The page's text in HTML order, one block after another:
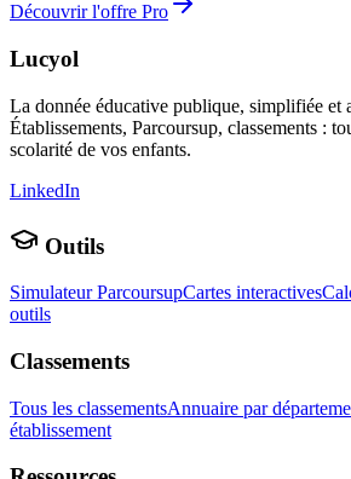
Découvrir l'offre Pro
Lucyol
La donnée éducative publique, simplifiée et
Établissements, Parcoursup, classements :
scolarité de vos enfants.
LinkedIn
Outils
Simulateur ParcoursupCartes interactives
outils
Classements
Tous les classementsAnnuaire par
établissement